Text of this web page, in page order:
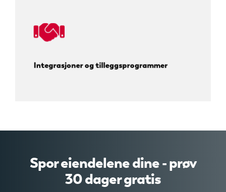
Integrasjoner og tilleggsprogrammer
Spor eiendelene dine - prøv
30 dager gratis